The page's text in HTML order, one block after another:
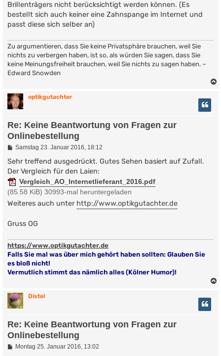
Brillenträgers nicht berücksichtigt werden können. (Es
bestellt sich auch keiner eine Zahnspange im Internet und
passt diese sich selber an)
Zu argumentieren, dass Sie keine Privatsphäre brauchen, weil Sie
nichts zu verbergen haben, ist so, als würden Sie sagen, dass Sie
keine Meinungsfreiheit brauchen, weil Sie nichts zu sagen haben. –
Edward Snowden
optikgutachter
Re: Keine Beantwortung von Fragen zur
Onlinebestellung
B
i
r
a
g
Samstag 23. Januar 2016, 18:12
Sehr treffend ausgedrückt. Gutes Sehen basiert auf Zufall.
Der Vergleich für den Laien:
Vergleich_AO_Internetlieferant_2016.pdf
(85.58 KiB) 30993-mal heruntergeladen
Weiteres auch unter http://www.optikgutachter.de
Gruss OG
https://www.optikgutachter.de
Falls Sie mal was über mich gehört haben sollten: Glauben Sie
es bloß nicht!
Vermutlich stimmt das nämlich alles (Kölner Humor)!
Distel
Re: Keine Beantwortung von Fragen zur
Onlinebestellung
BMontag 25. Januar 2016, 13:02